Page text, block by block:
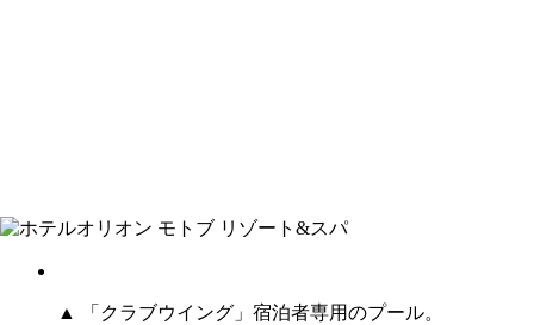
▲ 「クラブウイング」宿泊者専用のプール。